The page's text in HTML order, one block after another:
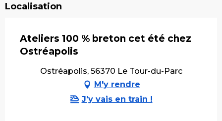
Localisation
Ateliers 100 % breton cet été chez
Ostréapolis
Ostréapolis, 56370 Le Tour-du-Parc
M'y rendre
J'y vais en train !